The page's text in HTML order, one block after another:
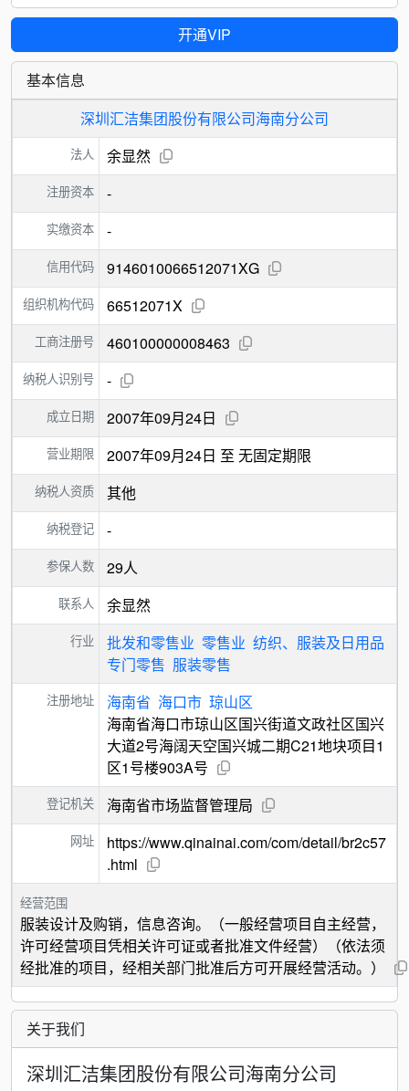
开通VIP
基本信息
深圳汇洁集团股份有限公司海南分公司
法人 余显然
注册资本 -
实缴资本 -
信用代码 9146010066512071XG
组织机构代码 66512071X
工商注册号 460100000008463
纳税人识别号 -
成立日期 2007年09月24日
营业期限 2007年09月24日 至 无固定期限
纳税人资质 其他
纳税登记 -
参保人数 29人
联系人 余显然
行业 批发和零售业 零售业 纺织、服装及日用品
专门零售 服装零售
注册地址 海南省 海口市 琼山区
海南省海口市琼山区国兴街道文政社区国兴
大道2号海阔天空国兴城二期C21地块项目1
区1号楼903A号
登记机关 海南省市场监督管理局
网址
https://www.qinainai.com/com/detail/br2c57
.html
经营范围
服装设计及购销，信息咨询。（一般经营项目自主经营，
许可经营项目凭相关许可证或者批准文件经营）（依法须
经批准的项目，经相关部门批准后方可开展经营活动。）
关于我们
深圳汇洁集团股份有限公司海南分公司